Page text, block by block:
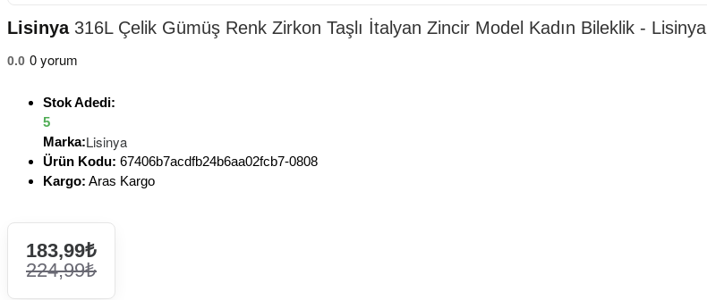
Lisinya316L Çelik Gümüş Renk Zirkon Taşlı İtalyan Zincir Model Kadın Bileklik - Lisinya
0.0 0 yorum
Stok Adedi:
5
Marka:Lisinya
Ürün Kodu: 67406b7acdfb24b6aa02fcb7-0808
Kargo: Aras Kargo
183,99₺
224,99₺